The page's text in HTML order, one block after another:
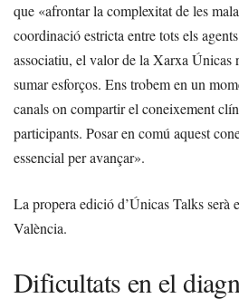
que «afrontar la complexitat de les
coordinació estricta entre tots els
associatiu, el valor de la Xarxa Únicas
sumar esforços. Ens trobem en un
canals on compartir el coneixement
participants. Posar en comú aquest
essencial per avançar».
La propera edició d’Únicas Talks serà
València.
Dificultats en el